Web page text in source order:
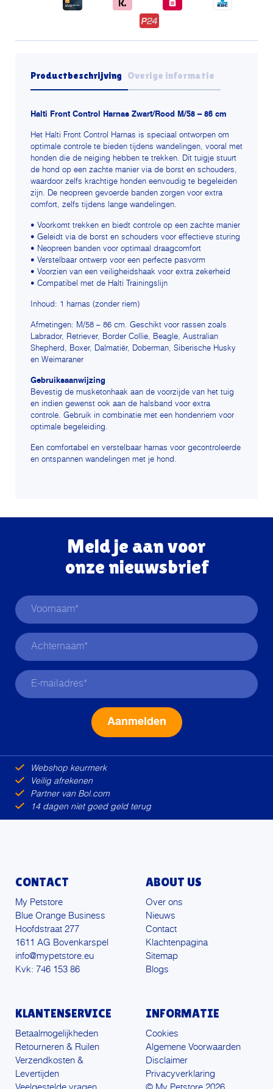
Productbeschrijving Overige informatie
Halti Front Control Harnas Zwart/Rood M/58 – 86 cm
Het Halti Front Control Harnas is speciaal ontworpen om
optimale controle te bieden tijdens wandelingen, vooral met
honden die de neiging hebben te trekken. Dit tuigje stuurt
de hond op een zachte manier via de borst en schouders,
waardoor zelfs krachtige honden eenvoudig te begeleiden
zijn. De neopreen gevoerde banden zorgen voor extra
comfort, zelfs tijdens lange wandelingen.
• Voorkomt trekken en biedt controle op een zachte manier
• Geleidt via de borst en schouders voor effectieve sturing
• Neopreen banden voor optimaal draagcomfort
• Verstelbaar ontwerp voor een perfecte pasvorm
• Voorzien van een veiligheidshaak voor extra zekerheid
• Compatibel met de Halti Trainingslijn
Inhoud: 1 harnas (zonder riem)
Afmetingen: M/58 – 86 cm. Geschikt voor rassen zoals
Labrador, Retriever, Border Collie, Beagle, Australian
Shepherd, Boxer, Dalmatiër, Doberman, Siberische Husky
en Weimaraner
Gebruiksaanwijzing
Bevestig de musketonhaak aan de voorzijde van het tuig
en indien gewenst ook aan de halsband voor extra
controle. Gebruik in combinatie met een hondenriem voor
optimale begeleiding.
Een comfortabel en verstelbaar harnas voor gecontroleerde
en ontspannen wandelingen met je hond.
Meld je aan voor
onze nieuwsbrief
Webshop keurmerk
Veilig afrekenen
Partner van Bol.com
14 dagen niet goed geld terug
CONTACT
My Petstore
Blue Orange Business
Hoofdstraat 277
1611 AG Bovenkarspel
info@mypetstore.eu
Kvk: 746 153 86
ABOUT US
Over ons
Nieuws
Contact
Klachtenpagina
Sitemap
Blogs
KLANTENSERVICE
Betaalmogelijkheden
Retourneren & Ruilen
Verzendkosten &
Levertijden
INFORMATIE
Cookies
Algemene Voorwaarden
Disclaimer
Privacyverklaring